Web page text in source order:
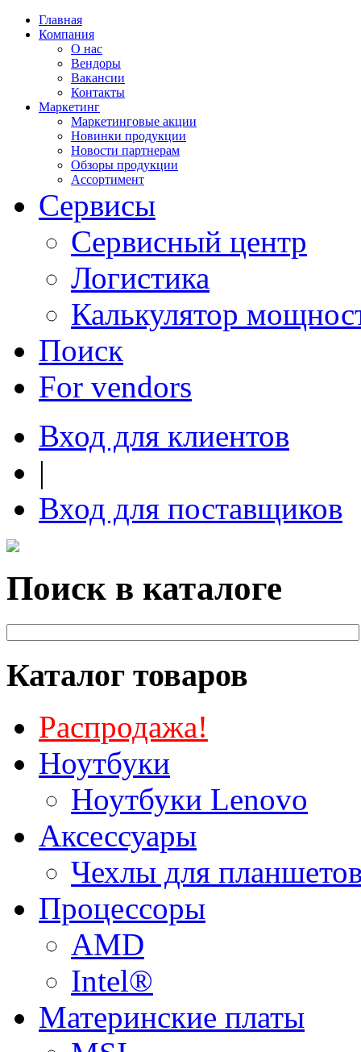
Главная
Компания
О нас
Вендоры
Вакансии
Контакты
Маркетинг
Маркетинговые акции
Новинки продукции
Новости партнерам
Обзоры продукции
Ассортимент
Сервисы
Сервисный центр
Логистика
Калькулятор
Поиск
For vendors
Вход для клиентов
|
Вход для поставщиков
Поиск в каталоге
Каталог товаров
Распродажа!
Ноутбуки
Ноутбуки Lenovo
Аксессуары
Чехлы для
Процессоры
AMD
Intel®
Материнские платы